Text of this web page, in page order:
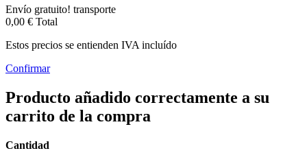
Envío gratuito! transporte
0,00 € Total
Estos precios se entienden IVA incluído
Confirmar
Producto añadido correctamente a su
carrito de la compra
Cantidad